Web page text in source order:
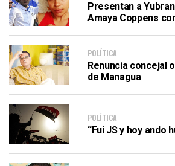
Presentan a
Amaya Coppens
POLÍTICA
Renuncia concejal
de Managua
POLÍTICA
“Fui JS y hoy ando